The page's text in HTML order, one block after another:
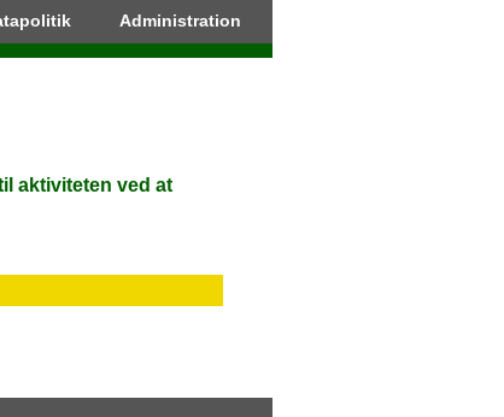
Administration
aktiviteten ved at